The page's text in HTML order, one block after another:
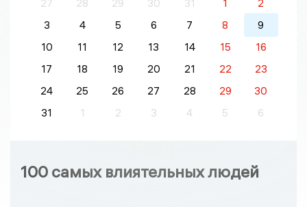
27
28 29 30 31 1
2
3
4 5 6 7 8
9
10
11 12 13 14 15
16
17
18 19 20 21 22
23
24
25 26 27 28 29
30
31
1 2 3 4 5 6
100 самых влиятельных людей